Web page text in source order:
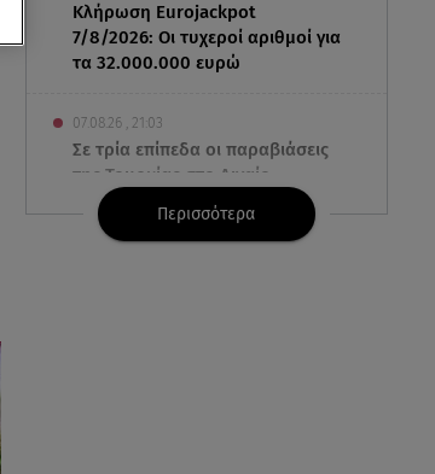
Κλήρωση Eurojackpot
7/8/2026: Οι τυχεροί αριθμοί για
τα 32.000.000 ευρώ
07.08.26 , 21:03
Σε τρία επίπεδα οι παραβιάσεις
της Τουρκίας στο Αιγαίο
07.08.26 , 21:00
Περισσότερα